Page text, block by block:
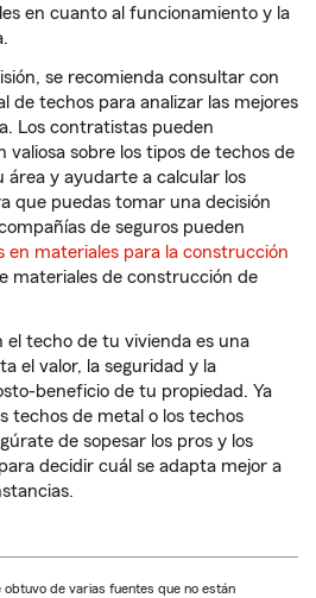
en cuanto al funcionamiento y la
se recomienda consultar con
de techos para analizar las mejores
Los contratistas pueden
valiosa sobre los tipos de techos de
área y ayudarte a calcular los
que puedas tomar una decisión
de seguros pueden
en materiales para la construcción
materiales de construcción de
el techo de tu vivienda es una
el valor, la seguridad y la
beneficio de tu propiedad. Ya
techos de metal o los techos
de sopesar los pros y los
decidir cuál se adapta mejor a
obtuvo de varias fuentes que no están